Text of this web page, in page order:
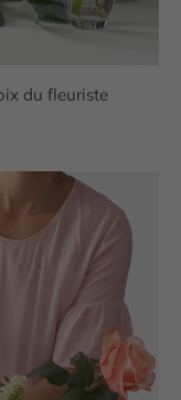
du fleuriste